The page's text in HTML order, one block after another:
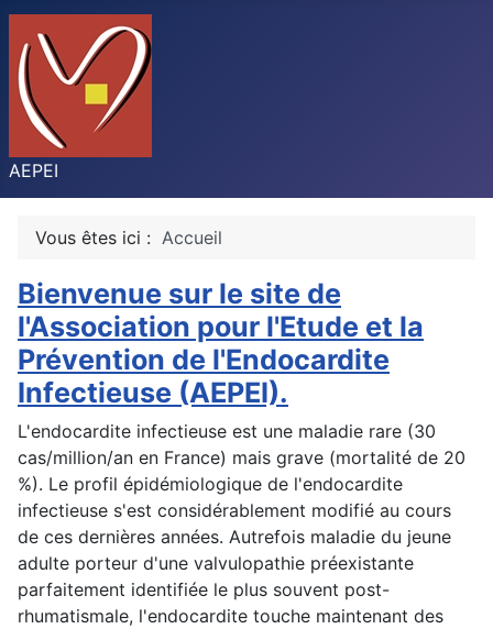
AEPEI
Vous êtes ici : Accueil
Bienvenue sur le site de
l'Association pour l'Etude et la
Prévention de l'Endocardite
Infectieuse (AEPEI).
L'endocardite infectieuse est une maladie rare (30
cas/million/an en France) mais grave (mortalité de 20
%). Le profil épidémiologique de l'endocardite
infectieuse s'est considérablement modifié au cours
de ces dernières années. Autrefois maladie du jeune
adulte porteur d'une valvulopathie préexistante
parfaitement identifiée le plus souvent post-
rhumatismale, l'endocardite touche maintenant des